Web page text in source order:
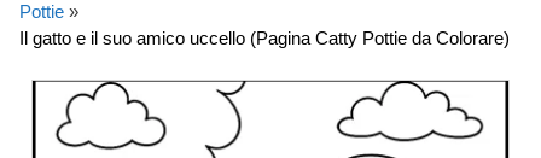
Pottie »
Il gatto e il suo amico uccello (Pagina Catty Pottie da Colorare)